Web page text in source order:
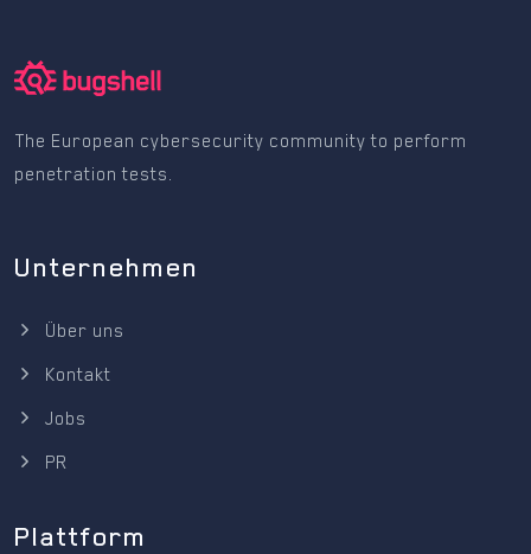
The European cybersecurity community to perform
penetration tests.
Unternehmen
Über uns
Kontakt
Jobs
PR
Plattform